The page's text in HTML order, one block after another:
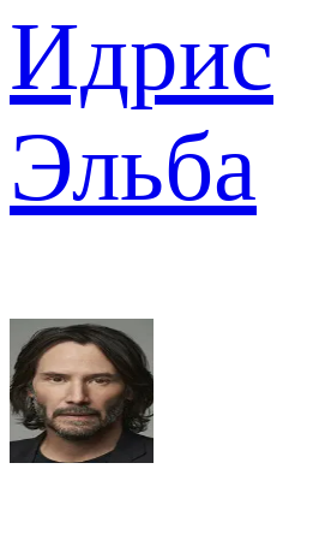
Идрис
Эльба